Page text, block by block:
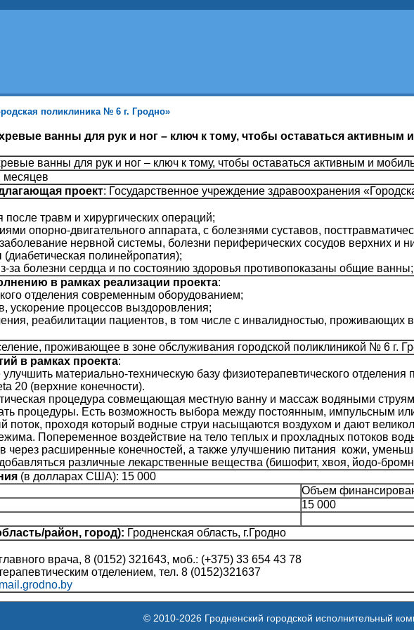
поликлиника № 6 г. Гродно»
ванны для рук и ног – ключ к тому, чтобы оставаться
ванны для рук и ног – ключ к тому, чтобы оставаться активным и
месяцев
проект: Государственное учреждение здравоохранения
травм и хирургических операций;
опорно-двигательного аппарата, с болезнями суставов,
нервной системы, болезни периферических сосудов верхних и
полинейропатия);
за болезни сердца и по состоянию здоровья противопоказаны общие ванны;
в рамках реализации проекта:
отделения современным оборудованием;
ускорение процессов выздоровления;
реабилитации пациентов, в том числе с инвалидностью, проживающих
проживающее в зоне обслуживания городской поликлиникой № 6 г.
в рамках проекта:
материально-техническую базу физиотерапевтического
20 (верхние конечности).
процедура совмещающая местную ванну и массаж водяными
процедуры. Есть возможность выбора между постоянным, импульсным
поток, проходя который водные струи насыщаются воздухом и дают
Попеременное воздействие на тело теплых и прохладных потоков
через расширенные конечностей, а также улучшению питания кожи,
различные лекарственные вещества (бишофит, хвоя, йодо-
(в долларах США): 15 000
Объем
15 000
район, город): Гродненская область, г.Гродно
врача, 8 (0152) 321643, моб.: (+375) 33 654 43 78
отделением, тел. 8 (0152)321637
© 2010-2026 Гродненский городской исполнительный